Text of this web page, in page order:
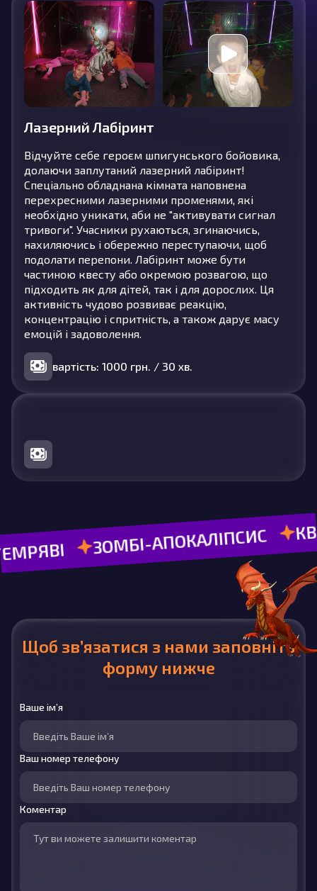
Лазерний Лабіринт
Відчуйте себе героєм шпигунського бойовика,
долаючи заплутаний лазерний лабіринт!
Спеціально обладнана кімната наповнена
перехресними лазерними променями, які
необхідно уникати, аби не "активувати сигнал
тривоги". Учасники рухаються, згинаючись,
нахиляючись і обережно переступаючи, щоб
подолати перепони. Лабіринт може бути
частиною квесту або окремою розвагою, що
підходить як для дітей, так і для дорослих. Ця
активність чудово розвиває реакцію,
концентрацію і спритність, а також дарує масу
емоцій і задоволення.
вартість: 1000 грн. / 30 хв.
КВЕСТИ AMONG US
Щоб зв’язатися з нами заповніть
форму нижче
Ваше ім’я
Ваш номер телефону
Коментар